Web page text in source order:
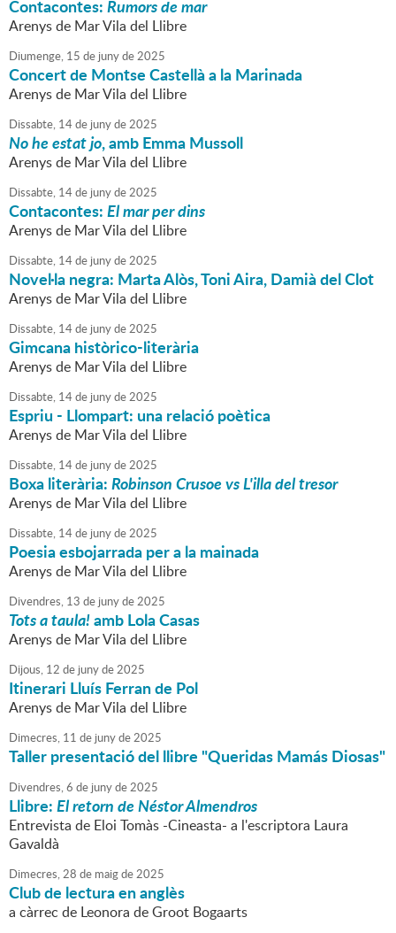
Contacontes:Rumors de mar
Arenys de Mar Vila del Llibre
Diumenge, 15 de junyde2025
Concert de Montse Castellà a la Marinada
Arenys de Mar Vila del Llibre
Dissabte, 14de junyde2025
No he estat jo, amb Emma Mussoll
Arenys de Mar Vila del Llibre
Dissabte, 14de junyde2025
Contacontes:El mar per dins
Arenys de Mar Vila del Llibre
Dissabte, 14de junyde2025
Novel·la negra: Marta Alòs, Toni Aira, Damià del Clot
Arenys de Mar Vila del Llibre
Dissabte, 14de junyde2025
Gimcana històrico-literària
Arenys de Mar Vila del Llibre
Dissabte, 14de junyde2025
Espriu - Llompart: una relació poètica
Arenys de Mar Vila del Llibre
Dissabte, 14de junyde2025
Boxa literària:Robinson Crusoe vs L'illa del tresor
Arenys de Mar Vila del Llibre
Dissabte, 14de junyde2025
Poesia esbojarrada per a la mainada
Arenys de Mar Vila del Llibre
Divendres, 13 de junyde2025
Tots a taula!amb Lola Casas
Arenys de Mar Vila del Llibre
Dijous, 12 de junyde2025
Itinerari Lluís Ferran de Pol
Arenys de Mar Vila del Llibre
Dimecres, 11 de junyde2025
Taller presentació del llibre "Queridas Mamás Diosas"
Divendres,6 de junyde2025
Llibre:El retorn de Néstor Almendros
Entrevista de Eloi Tomàs -Cineasta- a l'escriptora Laura
Gavaldà
Dimecres,28 de maigde2025
Club de lectura en anglès
a càrrec de Leonora de Groot Bogaarts